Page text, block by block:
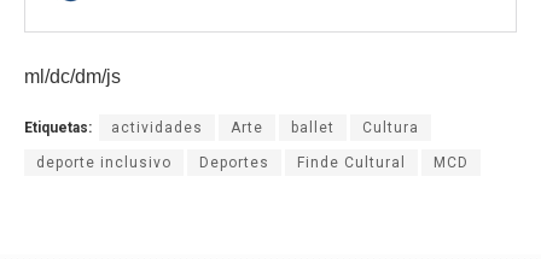
ml/dc/dm/js
Etiquetas: actividades Arte ballet Cultura
deporte inclusivo Deportes Finde Cultural MCD